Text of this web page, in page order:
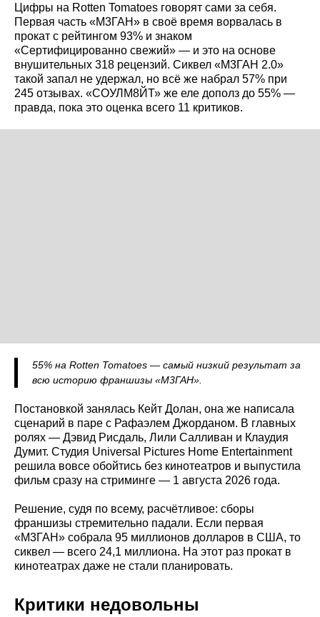
Цифры на Rotten Tomatoes говорят сами за себя.
Первая часть «М3ГАН» в своё время ворвалась в
прокат с рейтингом 93% и знаком
«Сертифицированно свежий» — и это на основе
внушительных 318 рецензий. Сиквел «М3ГАН 2.0»
такой запал не удержал, но всё же набрал 57% при
245 отзывах. «СОУЛМ8ЙТ» же еле дополз до 55% —
правда, пока это оценка всего 11 критиков.
55% на Rotten Tomatoes — самый низкий результат за
всю историю франшизы «М3ГАН».
Постановкой занялась Кейт Долан, она же написала
сценарий в паре с Рафаэлем Джорданом. В главных
ролях — Дэвид Рисдаль, Лили Салливан и Клаудия
Думит. Студия Universal Pictures Home Entertainment
решила вовсе обойтись без кинотеатров и выпустила
фильм сразу на стриминге — 1 августа 2026 года.
Решение, судя по всему, расчётливое: сборы
франшизы стремительно падали. Если первая
«М3ГАН» собрала 95 миллионов долларов в США, то
сиквел — всего 24,1 миллиона. На этот раз прокат в
кинотеатрах даже не стали планировать.
Критики недовольны